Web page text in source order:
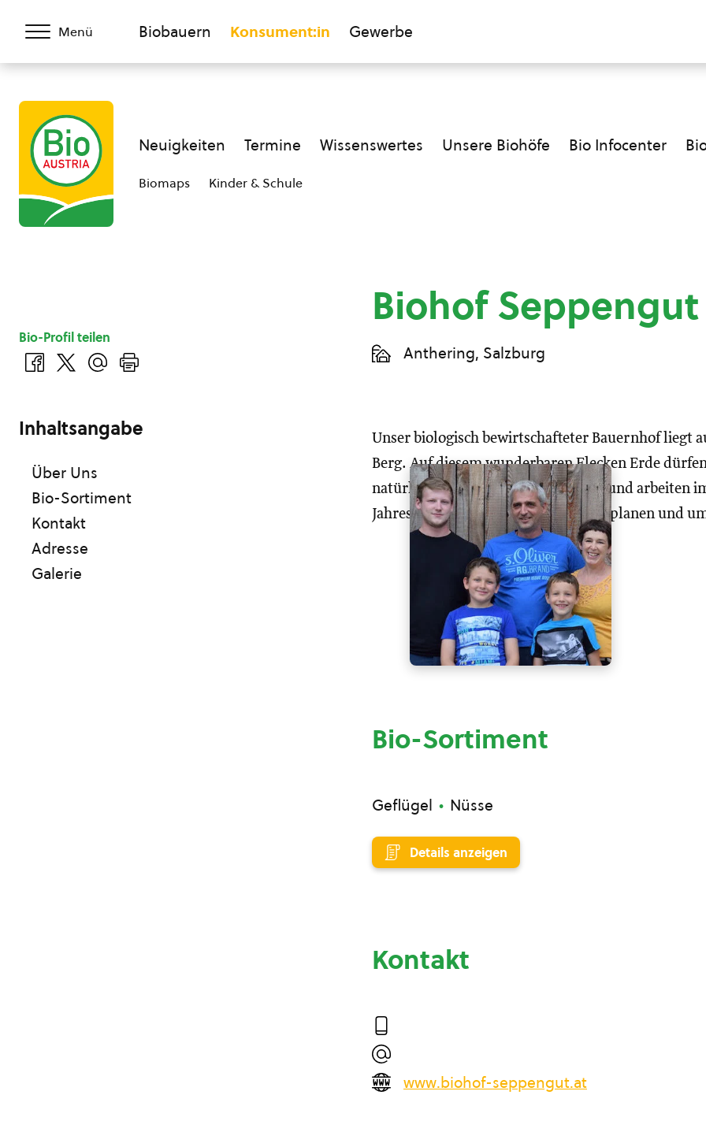
Menü Biobauern Konsument:in Gewerbe
Neuigkeiten Termine Wissenswertes Unsere Biohöfe Bio Infocenter
Biomaps Kinder & Schule
Biohof Seppengut
Anthering, Salzburg
Unser biologisch bewirtschafteter Bauernhof liegt
Berg. Auf diesem wunderbaren Flecken Erde
natürlich auch wir, leben. Wir leben und arbeiten
Jahreszeiten und lieben es, Neues zu planen und
Bio-Sortiment
Geflügel Nüsse
Details anzeigen
Kontakt
www.biohof-seppengut.at
Bio-Profil teilen
Inhaltsangabe
Über Uns
Bio-Sortiment
Kontakt
Adresse
Galerie